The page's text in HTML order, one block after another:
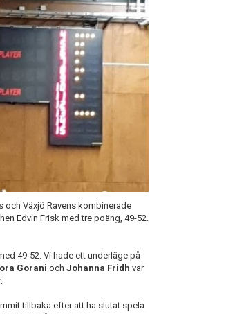
och Växjö Ravens kombinerade
Edvin Frisk med tre poäng, 49-52.
49-52. Vi hade ett underläge på
Gorani och Johanna Fridh var
tillbaka efter att ha slutat spela